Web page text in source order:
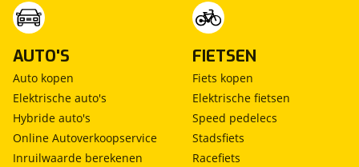
AUTO'S
Auto kopen
Elektrische auto's
Hybride auto's
Online Autoverkoopservice
Inruilwaarde berekenen
FIETSEN
Fiets kopen
Elektrische fietsen
Speed pedelecs
Stadsfiets
Racefiets